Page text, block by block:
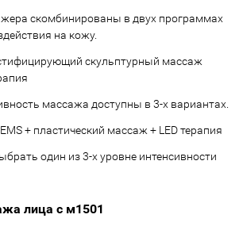
скомбинированы в двух программах
на кожу.
скульптурный массаж
массажа доступны в 3-х вариантах.
+ пластический массаж + LED терапия
один из 3-х уровне интенсивности
лица с м1501